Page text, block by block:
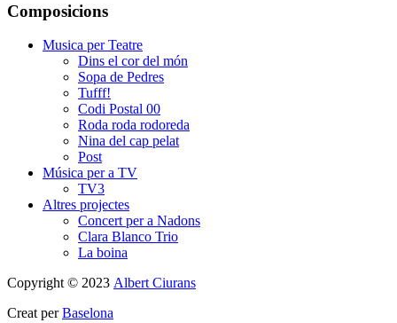
Composicions
Musica per Teatre
Dins el cor del món
Sopa de Pedres
Tufff!
Codi Postal 00
Roda roda rodoreda
Nina del cap pelat
Post
Música per a TV
TV3
Altres projectes
Concert per a Nadons
Clara Blanco Trio
La boina
Copyright © 2023 Albert Ciurans
Creat perBaselona